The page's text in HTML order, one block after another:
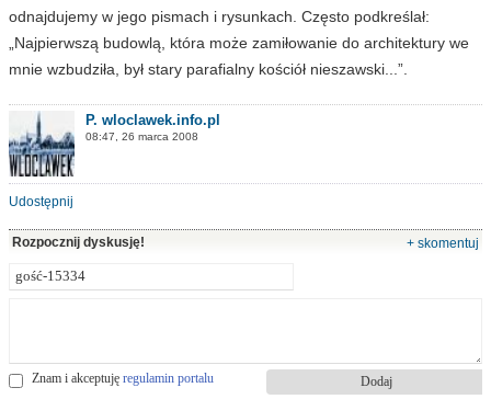
odnajdujemy w jego pismach i rysunkach. Często podkreślał:
„Najpierwszą budowlą, która może zamiłowanie do architektury we
mnie wzbudziła, był stary parafialny kościół nieszawski...”.
P. wloclawek.info.pl
08:47, 26 marca 2008
Udostępnij
Rozpocznij dyskusję! + skomentuj
Znam i akceptuję regulamin portalu